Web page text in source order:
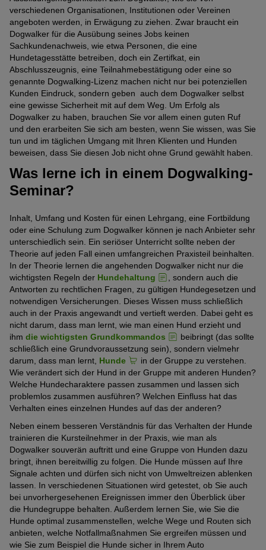
verschiedenen Organisationen, Institutionen oder Vereinen
angeboten werden, in Erwägung zu ziehen. Zwar braucht ein
Dogwalker für die Ausübung seines Jobs keinen
Sachkundenachweis, wie etwa Personen, die eine
Hundetagesstätte betreiben, doch ein Zertifkat, ein
Abschlusszeugnis, eine Teilnahmebestätigung oder eine so
genannte Dogwalking-Lizenz machen nicht nur bei potenziellen
Kunden Eindruck, sondern geben auch dem Dogwalker selbst
eine gewisse Sicherheit mit auf dem Weg. Um Erfolg als
Dogwalker zu haben, brauchen Sie vor allem einen guten Ruf
und den erarbeiten Sie sich am besten, wenn Sie wissen, was Sie
tun und im täglichen Umgang mit Ihren Klienten und Hunden
beweisen, dass Sie diesen Job nicht ohne Grund gewählt haben.
Was lerne ich in einem Dogwalking-
Seminar?
Inhalt, Umfang und Kosten für einen Lehrgang, eine Fortbildung
oder eine Schulung zum Dogwalker können je nach Anbieter sehr
unterschiedlich sein. Ein seriöser Unterricht sollte neben der
Theorie auf jeden Fall einen umfangreichen Praxisteil beinhalten.
In der Theorie lernen die angehenden Dogwalker nicht nur die
wichtigsten Regeln der Hundehaltung
, sondern auch die
Antworten zu rechtlichen Fragen, zu gültigen Hundegesetzen und
notwendigen Versicherungen. Dieses Wissen muss schließlich
auch in der Praxis angewandt und vertieft werden. Dabei geht es
nicht darum, dass man lernt, wie man einen Hund erzieht und
ihm die wichtigsten Grundkommandos
beibringt (das sollte
schließlich eine Grundvoraussetzung sein), sondern vielmehr
darum, dass man lernt, Hunde
in der Gruppe zu verstehen.
Wie verändert sich der Hund in der Gruppe mit anderen Hunden?
Welche Hundecharaktere passen zusammen und lassen sich
problemlos zusammen ausführen? Welchen Einfluss hat das
Verhalten eines einzelnen Hundes auf das der anderen?
Neben einem besseren Verständnis für das Verhalten der Hunde
trainieren die Kursteilnehmer in der Praxis, wie man als
Dogwalker souverän auftritt und eine Gruppe von Hunden dazu
bringt, ihnen bereitwillig zu folgen. Die Hunde müssen auf Ihre
Signale achten und dürfen sich nicht von Umweltreizen ablenken
lassen. In verschiedenen Situationen wird getestet, ob Sie auch
bei unvorhergesehenen Ereignissen immer den Überblick über
die Hundegruppe behalten. Außerdem lernen Sie, wie Sie die
Hunde optimal zusammenstellen, welche Wege und Routen sich
anbieten, welche Notfallmaßnahmen Sie ergreifen müssen und
wie Sie zum Beispiel die Hunde sicher in Ihrem Auto